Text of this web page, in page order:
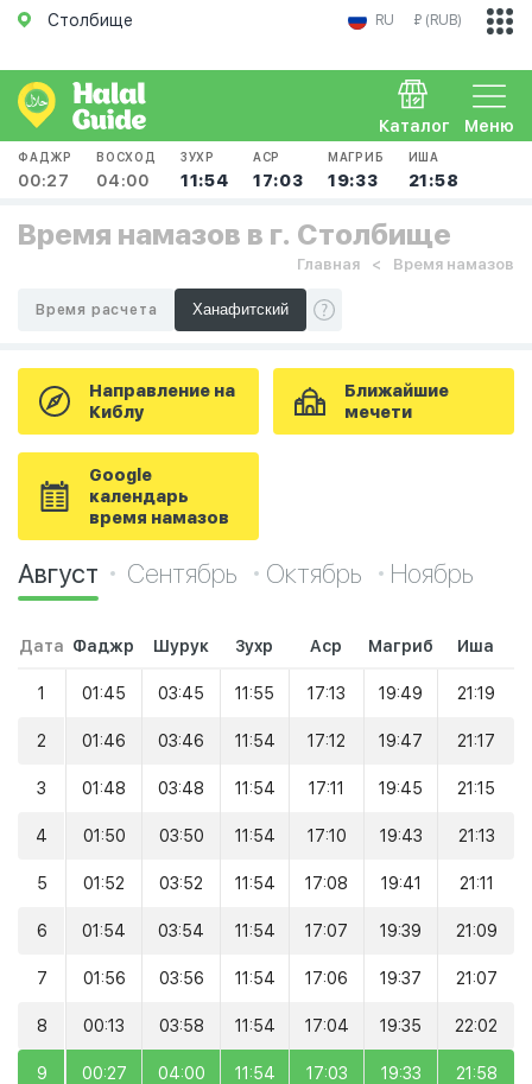
Столбище RU ₽ (RUB)
Меню
Каталог
ФАДЖР
00:27
ВОСХОД
04:00
ЗУХР
11:54
АСР
17:03
МАГРИБ
19:33
ИША
21:58
Время намазов в г. Столбище
Главная Время намазов
Время расчета
Направление на
Киблу
Ближайшие
мечети
Google
календарь
время намазов
Август Сентябрь Октябрь Ноябрь
Дата Фаджр Шурук Зухр Аср Магриб Иша
1 01:45 03:45 11:55 17:13 19:49 21:19
2 01:46 03:46 11:54 17:12 19:47 21:17
3 01:48 03:48 11:54 17:11 19:45 21:15
4 01:50 03:50 11:54 17:10 19:43 21:13
5 01:52 03:52 11:54 17:08 19:41 21:11
6 01:54 03:54 11:54 17:07 19:39 21:09
7 01:56 03:56 11:54 17:06 19:37 21:07
8 00:13 03:58 11:54 17:04 19:35 22:02
9 00:27 04:00 11:54 17:03 19:33 21:58